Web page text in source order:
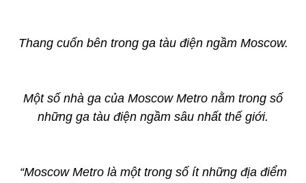
Thang cuốn bên trong ga tàu điện ngầm Moscow.
Một số nhà ga của Moscow Metro nằm trong số
những ga tàu điện ngầm sâu nhất thế giới.
“Moscow Metro là một trong số ít những địa điểm